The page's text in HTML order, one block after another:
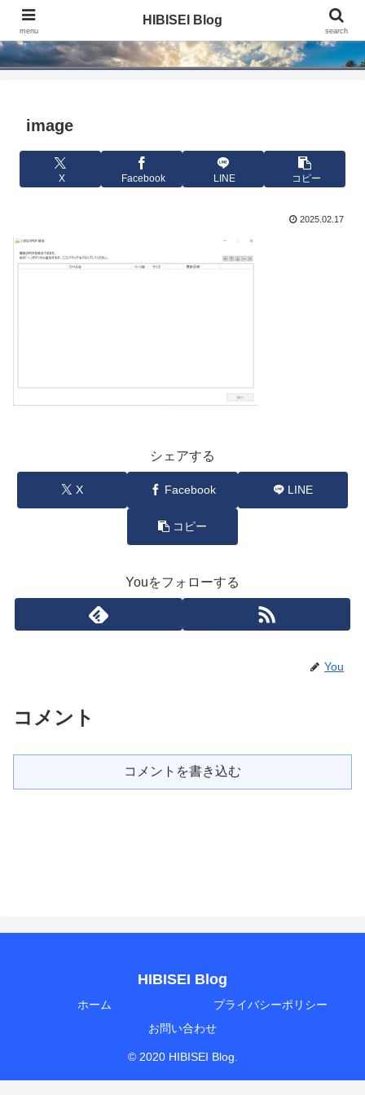
HIBISEI Blog
image
X Facebook LINE コピー
2025.02.17
シェアする
X Facebook LINE
コピー
Youをフォローする
You
コメント
コメントを書き込む
HIBISEI Blog
ホーム
プライバシーポリシー
お問い合わせ
© 2020 HIBISEI Blog.
menu
HIBISEI Blog
search